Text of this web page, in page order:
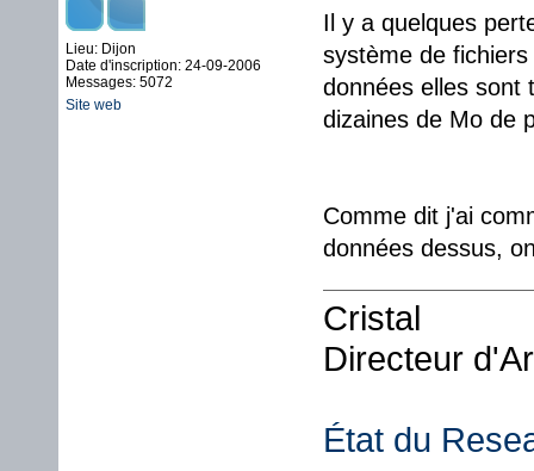
Lieu: Dijon
Date d'inscription: 24-09-2006
Messages: 5072
Site web
Il y a quelques
système de
données elles sont
dizaines de Mo de
Comme dit j'ai
données dessus,
Cristal
Directeur
État du